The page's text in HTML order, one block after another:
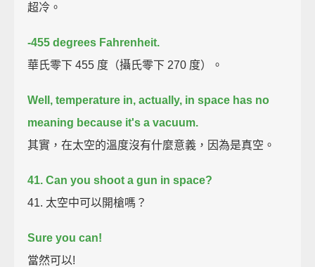
超冷。
-455 degrees Fahrenheit.
華氏零下 455 度（攝氏零下 270 度）。
Well, temperature in, actually, in space has no
meaning because it's a vacuum.
其實，在太空的溫度沒有什麼意義，因為是真空。
41. Can you shoot a gun in space?
41. 太空中可以開槍嗎？
Sure you can!
當然可以!